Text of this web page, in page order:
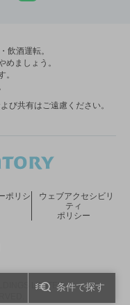
条件で探す
飲酒運転。
めましょう。
。
び共有はご遠慮ください。
LIMITED.
ポリシ
ウェブアクセシビリ
ティ
ポリシー
しいウィンドウで開く